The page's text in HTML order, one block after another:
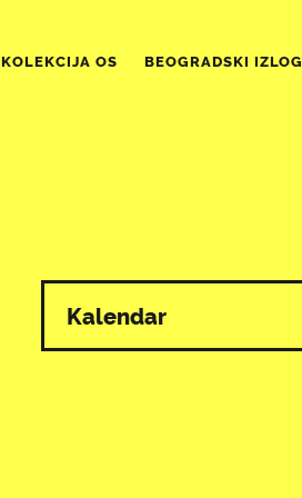
KOLEKCIJA OS BEOGRADSKI IZLOG
Kalendar